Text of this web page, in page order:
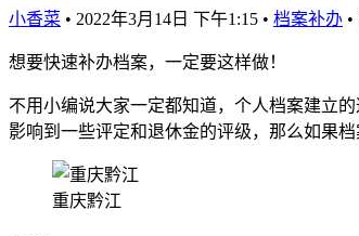
小香菜 • 2022年3月14日 下午1:15 • 档案补办 •
想要快速补办档案，一定要这样做！
不用小编说大家一定都知道，个人档案建立
影响到一些评定和退休金的评级，那么如果
重庆黔江